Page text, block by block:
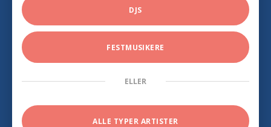
DJS
FESTMUSIKERE
ELLER
ALLE TYPER ARTISTER